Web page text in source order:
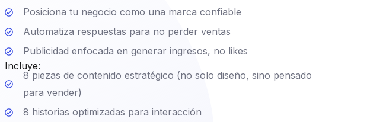
Posiciona tu negocio como una marca confiable
Automatiza respuestas para no perder ventas
Publicidad enfocada en generar ingresos, no likes
Incluye:
8 piezas de contenido estratégico (no solo diseño, sino pensado
para vender)
8 historias optimizadas para interacción